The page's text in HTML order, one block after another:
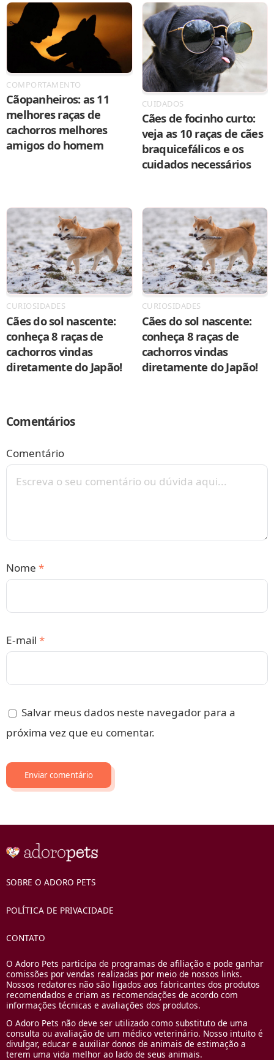
COMPORTAMENTO
Cãopanheiros: as 11
melhores raças de
cachorros melhores
amigos do homem
CUIDADOS
Cães de focinho curto:
veja as 10 raças de cães
braquicefálicos e os
cuidados necessários
CURIOSIDADES
Cães do sol nascente:
conheça 8 raças de
cachorros vindas
diretamente do Japão!
CURIOSIDADES
Cães do sol nascente:
conheça 8 raças de
cachorros vindas
diretamente do Japão!
Comentários
Comentário
Nome *
E-mail *
Salvar meus dados neste navegador para a
próxima vez que eu comentar.
SOBRE O ADORO PETS
POLÍTICA DE PRIVACIDADE
CONTATO
O Adoro Pets participa de programas de afiliação e pode ganhar
comissões por vendas realizadas por meio de nossos links.
Nossos redatores não são ligados aos fabricantes dos produtos
recomendados e criam as recomendações de acordo com
informações técnicas e avaliações dos produtos.
O Adoro Pets não deve ser utilizado como substituto de uma
consulta ou avaliação de um médico veterinário. Nosso intuito é
divulgar, educar e auxiliar donos de animais de estimação a
terem uma vida melhor ao lado de seus animais.